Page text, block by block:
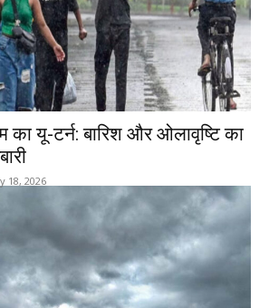
का यू-टर्न: बारिश और ओलावृष्टि का
18, 2026